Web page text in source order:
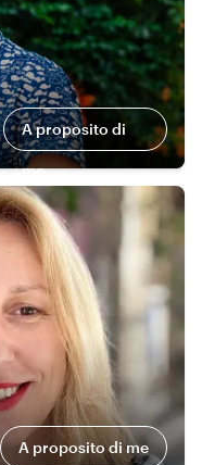
A proposito di
me
A proposito di me